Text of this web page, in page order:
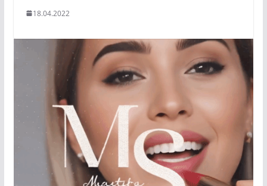
18.04.2022